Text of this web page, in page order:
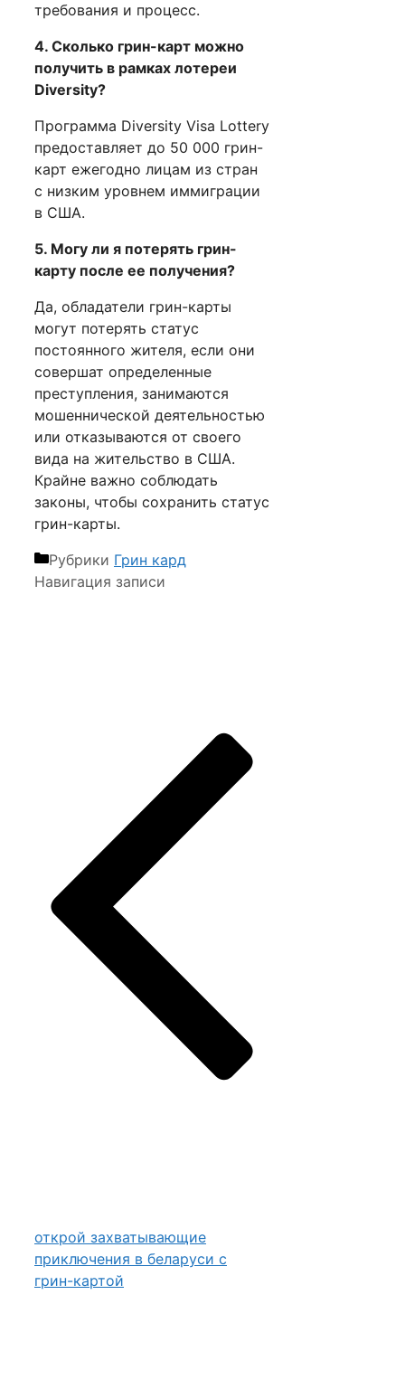
требования и процесс.
4. Сколько грин-карт можно
получить в рамках лотереи
Diversity?
Программа Diversity Visa Lottery
предоставляет до 50 000 грин-
карт ежегодно лицам из стран
с низким уровнем иммиграции
в США.
5. Могу ли я потерять грин-
карту после ее получения?
Да, обладатели грин-карты
могут потерять статус
постоянного жителя, если они
совершат определенные
преступления, занимаются
мошеннической деятельностью
или отказываются от своего
вида на жительство в США.
Крайне важно соблюдать
законы, чтобы сохранить статус
грин-карты.
Рубрики Грин кард
Навигация записи
открой захватывающие
приключения в беларуси с
грин-картой